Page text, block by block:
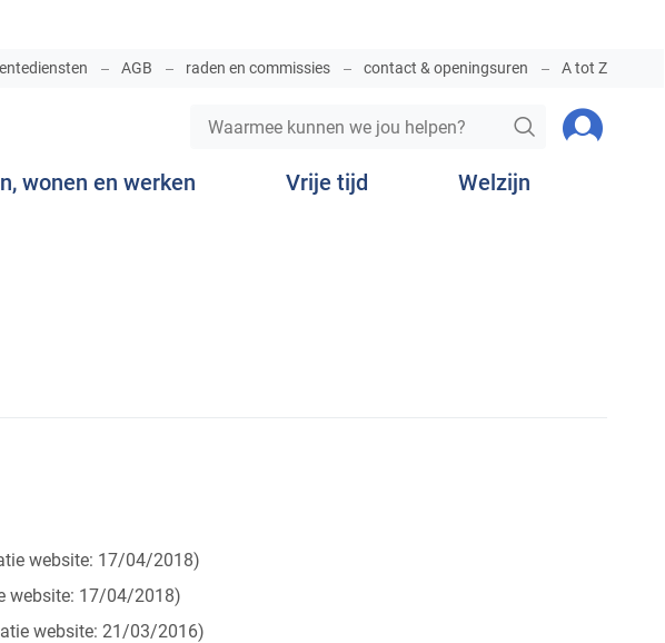
Waarmee
kunnen
jou
ZOEKEN
wonen en werken Vrije tijd Welzijn
AGB raden en commissies contact & openingsuren A tot Z
website: 17/04/2018)
website: 17/04/2018)
website: 21/03/2016)